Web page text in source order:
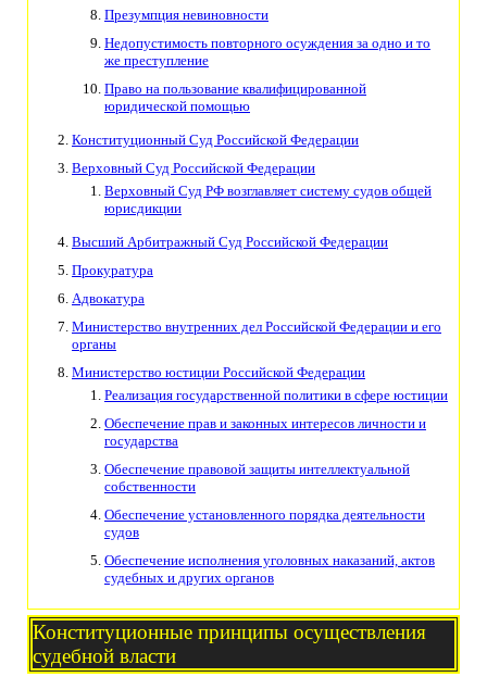
Презумпция невиновности
Недопустимость повторного осуждения за одно и то
же преступление
Право на пользование квалифицированной
юридической помощью
Конституционный Суд Российской Федерации
Верховный Суд Российской Федерации
Верховный Суд РФ возглавляет систему судов общей
юрисдикции
Высший Арбитражный Суд Российской Федерации
Прокуратура
Адвокатура
Министерство внутренних дел Российской Федерации и его
органы
Министерство юстиции Российской Федерации
Реализация государственной политики в сфере юстиции
Обеспечение прав и законных интересов личности и
государства
Обеспечение правовой защиты интеллектуальной
собственности
Обеспечение установленного порядка деятельности
судов
Обеспечение исполнения уголовных наказаний, актов
судебных и других органов
Конституционные принципы осуществления
судебной власти